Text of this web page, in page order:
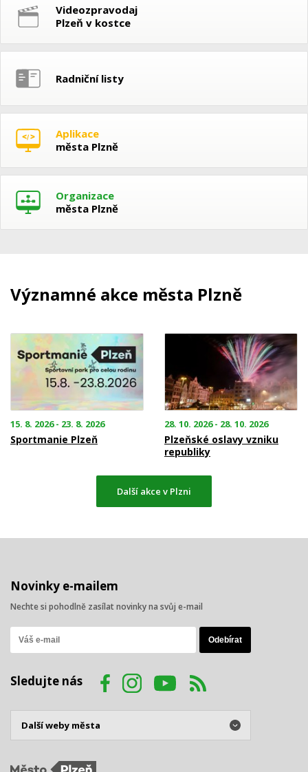
Videozpravodaj
Plzeň v kostce
Radniční listy
Aplikace
města Plzně
Organizace
města Plzně
Významné akce města Plzně
15. 8. 2026 - 23. 8. 2026
Sportmanie Plzeň
28. 10. 2026 - 28. 10. 2026
Plzeňské oslavy vzniku
republiky
Další akce v Plzni
Novinky e-mailem
Nechte si pohodlně zasílat novinky na svůj e-mail
Sledujte nás